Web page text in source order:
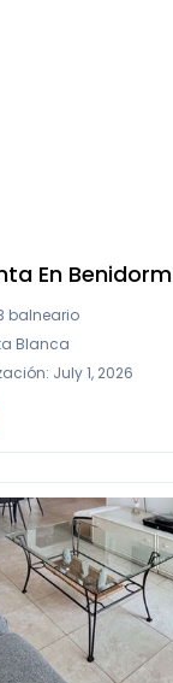
En Benidorm
balneario
Blanca
July 1, 2026